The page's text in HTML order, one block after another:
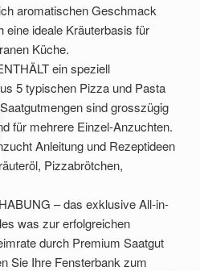
aromatischen Geschmack
eine ideale Kräuterbasis für
Küche.
ein speziell
5 typischen Pizza und Pasta
sind grosszügig
für mehrere Einzel-Anzuchten.
Anleitung und Rezeptideen
Pizzabrötchen,
– das exklusive All-in-
was zur erfolgreichen
durch Premium Saatgut
Sie Ihre Fensterbank zum